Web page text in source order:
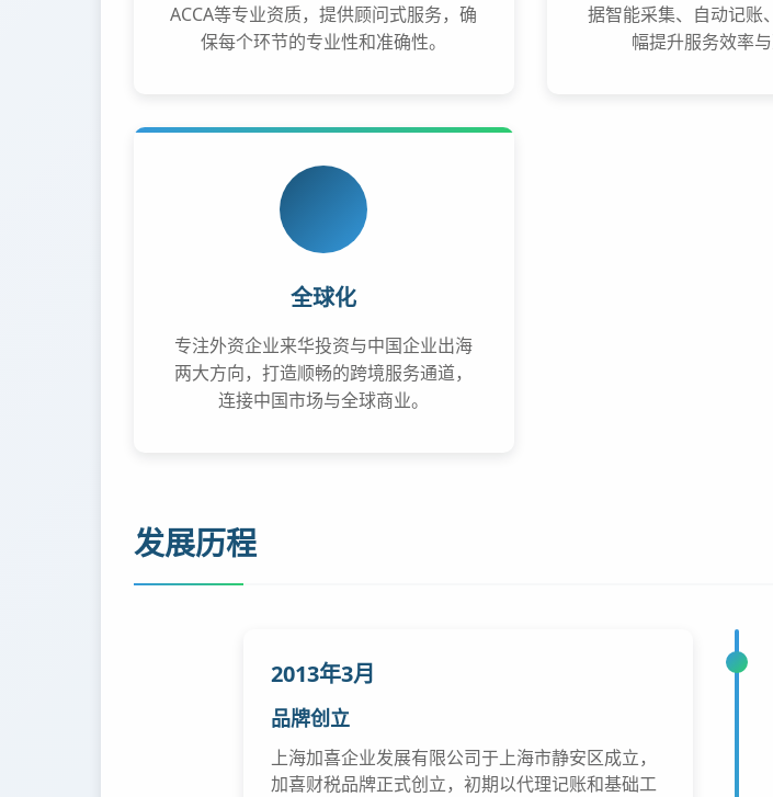
ACCA等专业资质，提供顾问式服务，确
保每个环节的专业性和准确性。
据智能采集、自动记账
幅提升服务效率与
全球化
专注外资企业来华投资与中国企业出海
两大方向，打造顺畅的跨境服务通道，
连接中国市场与全球商业。
发展历程
2013年3月
品牌创立
上海加喜企业发展有限公司于上海市静安区成立，
加喜财税品牌正式创立，初期以代理记账和基础工